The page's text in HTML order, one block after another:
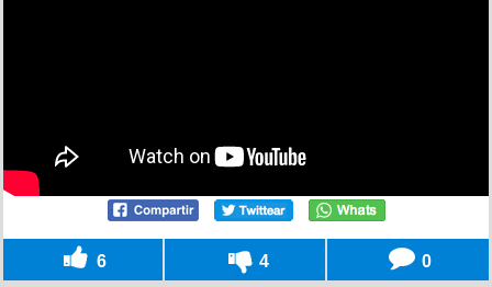
6 4 0